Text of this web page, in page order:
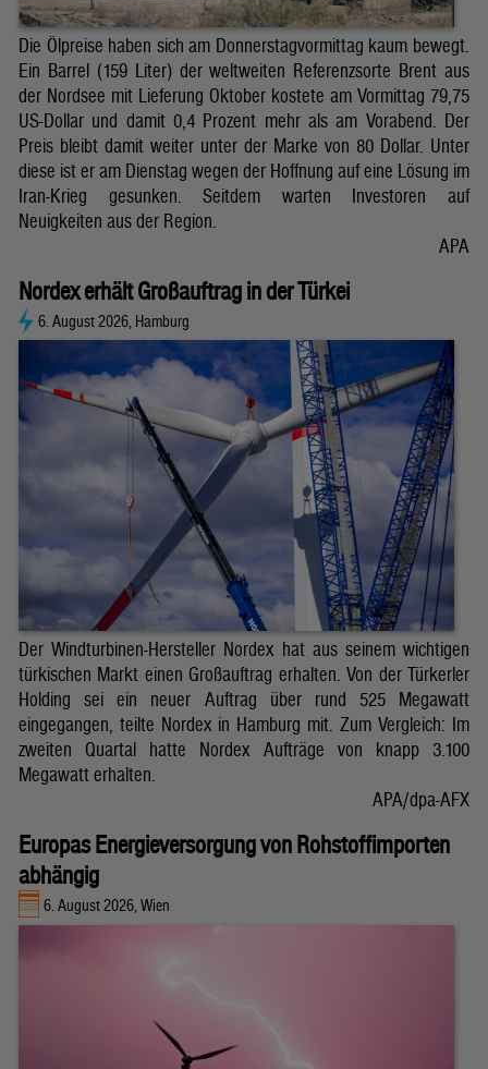
Die Ölpreise haben sich am Donnerstagvormittag kaum bewegt.
Ein Barrel (159 Liter) der weltweiten Referenzsorte Brent aus
der Nordsee mit Lieferung Oktober kostete am Vormittag 79,75
US-Dollar und damit 0,4 Prozent mehr als am Vorabend. Der
Preis bleibt damit weiter unter der Marke von 80 Dollar. Unter
diese ist er am Dienstag wegen der Hoffnung auf eine Lösung im
Iran-Krieg gesunken. Seitdem warten Investoren auf
Neuigkeiten aus der Region.
APA
Nordex erhält Großauftrag in der Türkei
6. August 2026, Hamburg
Der Windturbinen-Hersteller Nordex hat aus seinem wichtigen
türkischen Markt einen Großauftrag erhalten. Von der Türkerler
Holding sei ein neuer Auftrag über rund 525 Megawatt
eingegangen, teilte Nordex in Hamburg mit. Zum Vergleich: Im
zweiten Quartal hatte Nordex Aufträge von knapp 3.100
Megawatt erhalten.
APA/dpa-AFX
Europas Energieversorgung von Rohstoffimporten
abhängig
6. August 2026, Wien